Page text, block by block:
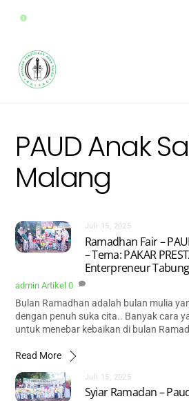
PAUD Anak
Malang
Juli 15, 2025
Ramadhan Fair –
– Tema: PAKAR
Enterpreneur
admin Artikel 0
Bulan Ramadhan adalah bulan mulia
dengan penuh suka cita.. Banyak cara
untuk menebar kebaikan di bulan
Read More
Juli 15, 2025
Syiar Ramadan –